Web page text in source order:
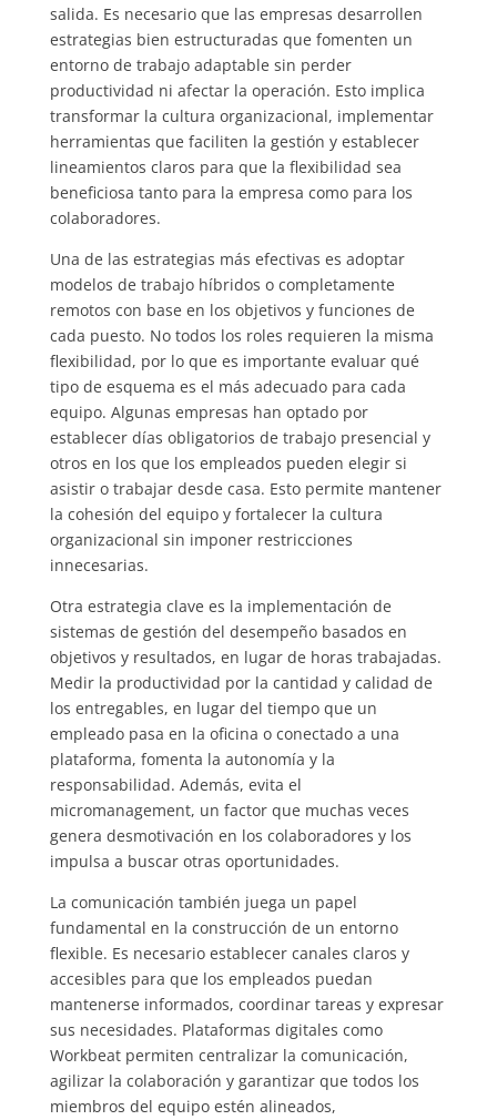
salida. Es necesario que las empresas desarrollen
estrategias bien estructuradas que fomenten un
entorno de trabajo adaptable sin perder
productividad ni afectar la operación. Esto implica
transformar la cultura organizacional, implementar
herramientas que faciliten la gestión y establecer
lineamientos claros para que la flexibilidad sea
beneficiosa tanto para la empresa como para los
colaboradores.
Una de las estrategias más efectivas es adoptar
modelos de trabajo híbridos o completamente
remotos con base en los objetivos y funciones de
cada puesto. No todos los roles requieren la misma
flexibilidad, por lo que es importante evaluar qué
tipo de esquema es el más adecuado para cada
equipo. Algunas empresas han optado por
establecer días obligatorios de trabajo presencial y
otros en los que los empleados pueden elegir si
asistir o trabajar desde casa. Esto permite mantener
la cohesión del equipo y fortalecer la cultura
organizacional sin imponer restricciones
innecesarias.
Otra estrategia clave es la implementación de
sistemas de gestión del desempeño basados en
objetivos y resultados, en lugar de horas trabajadas.
Medir la productividad por la cantidad y calidad de
los entregables, en lugar del tiempo que un
empleado pasa en la oficina o conectado a una
plataforma, fomenta la autonomía y la
responsabilidad. Además, evita el
micromanagement, un factor que muchas veces
genera desmotivación en los colaboradores y los
impulsa a buscar otras oportunidades.
La comunicación también juega un papel
fundamental en la construcción de un entorno
flexible. Es necesario establecer canales claros y
accesibles para que los empleados puedan
mantenerse informados, coordinar tareas y expresar
sus necesidades. Plataformas digitales como
Workbeat permiten centralizar la comunicación,
agilizar la colaboración y garantizar que todos los
miembros del equipo estén alineados,